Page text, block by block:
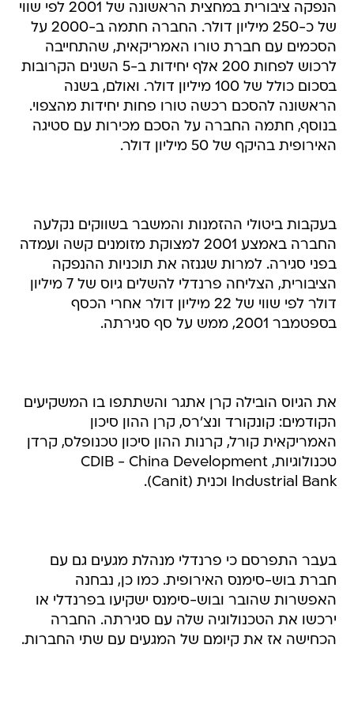
הנפקה ציבורית במחצית הראשונה של 2001 לפי שווי
של כ-250 מיליון דולר. החברה חתמה ב-2000 על
הסכמים עם חברת טורו האמריקאית, שהתחייבה
לרכוש לפחות 200 אלף יחידות ב-5 השנים הקרובות
בסכום כולל של 100 מיליון דולר. ואולם, בשנה
הראשונה להסכם רכשה טורו פחות יחידות מהצפוי.
בנוסף, חתמה החברה על הסכם מכירות עם סטיגה
האירופית בהיקף של 50 מיליון דולר.
בעקבות ביטולי ההזמנות והמשבר בשווקים נקלעה
החברה באמצע 2001 למצוקת מזומנים קשה ועמדה
בפני סגירה. למרות שגנזה את תוכניות ההנפקה
הציבורית, הצליחה פרנדלי להשלים גיוס של 7 מיליון
דולר לפי שווי של 22 מיליון דולר אחרי הכסף
בספטמבר 2001, ממש על סף סגירתה.
את הגיוס הובילה קרן אתגר והשתתפו בו המשקיעים
הקודמים: קונקורד ונצ'רס, קרן ההון סיכון
האמריקאית קורל, קרנות ההון סיכון טכנופלס, קרדן
טכנולוגיות, CDIB - China Development
Industrial Bank וכנית (Canit).
בעבר התפרסם כי פרנדלי מנהלת מגעים גם עם
חברת בוש-סימנס האירופית. כמו כן, נבחנה
האפשרות שהובר ובוש-סימנס ישקיעו בפרנדלי או
ירכשו את הטכנולוגיה שלה עם סגירתה. החברה
הכחישה אז את קיומם של המגעים עם שתי החברות.